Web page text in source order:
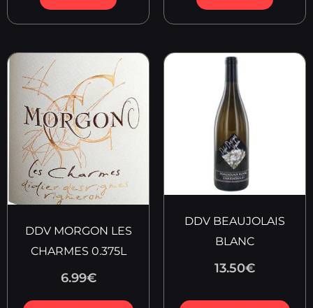
DDV MORGON LES
CHARMES 0.375L
6.99€
DDV BEAUJOLAIS
BLANC
13.50€